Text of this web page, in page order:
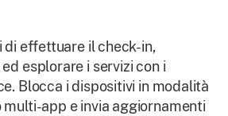
di effettuare il check-in,
esplorare i servizi con i
Blocca i dispositivi in modalità
multi-app e invia aggiornamenti